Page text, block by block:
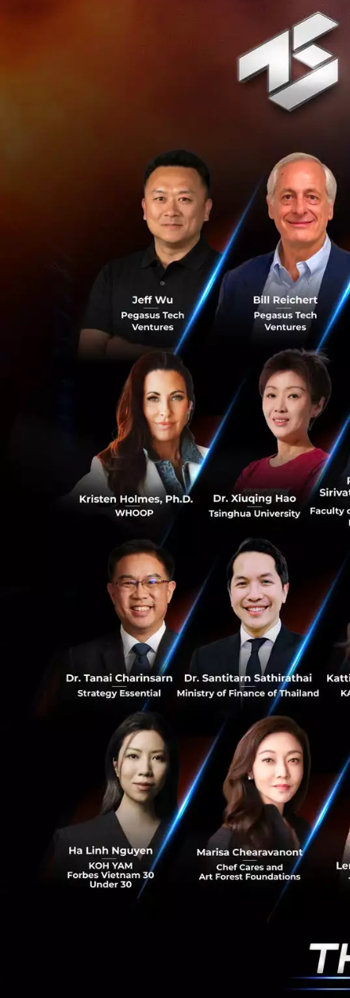
0
0
Tokopediaก่อตั้ง
แก่ผู้บริโภคในอิ
หนึ่งในธุรกิจสา
William
ร่วมมือกับ
ทำให้การทำธุรกิ
"เราคิด
ยินดีเป็นอ
ร่วมมือของ
การค้าผ่านเ
ข้อตกลงนี้นับเป็น
ผ่านมา Expedia
มูลค่าเริ่มต้นที่มา
1.2 พันล้านดอลลา
เผยแพร่ในเร็วๆ นี้
ที่มาของภาพและ
News Startup Alibaba